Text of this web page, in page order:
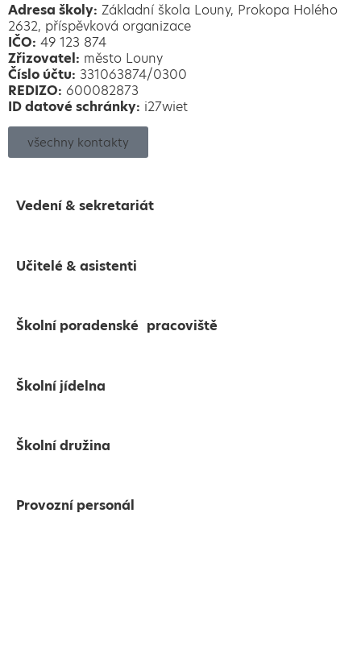
Adresa školy: Základní škola Louny, Prokopa Holého
2632, příspěvková organizace
IČO: 49 123 874
Zřizovatel: město Louny
Číslo účtu: 331063874/0300
REDIZO: 600082873
ID datové schránky: i27wiet
všechny kontakty
Vedení & sekretariát
Učitelé & asistenti
Školní poradenské pracoviště
Školní jídelna
Školní družina
Provozní personál